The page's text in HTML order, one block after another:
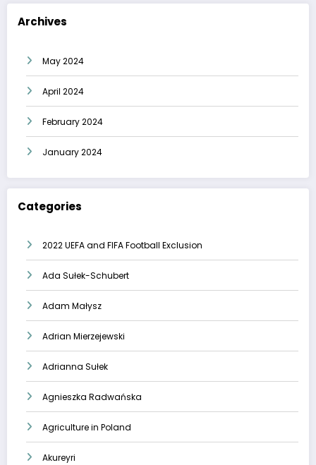
Archives
May 2024
April 2024
February 2024
January 2024
Categories
2022 UEFA and FIFA Football Exclusion
Ada Sułek-Schubert
Adam Małysz
Adrian Mierzejewski
Adrianna Sułek
Agnieszka Radwańska
Agriculture in Poland
Akureyri